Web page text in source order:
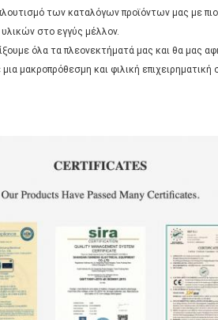
των καταλόγων προϊόντων μας με πιο
στο εγγύς μέλλον.
όλα τα πλεονεκτήματά μας και θα μας
μακροπρόθεσμη και φιλική επιχειρηματική